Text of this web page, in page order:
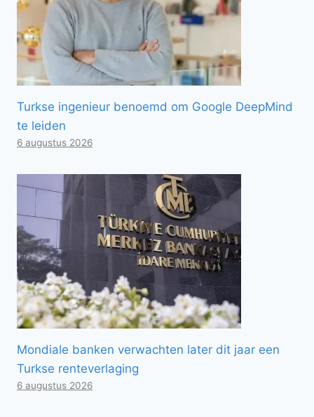
Turkse ingenieur benoemd om Google DeepMind
te leiden
6 augustus 2026
Mondiale banken verwachten later dit jaar een
Turkse renteverlaging
6 augustus 2026